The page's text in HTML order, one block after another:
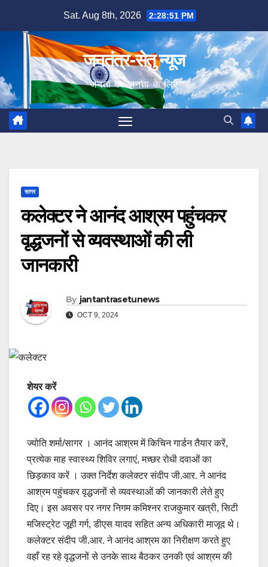
content
Sat. Aug 8th, 2026 2:28:52 PM
जनतंत्र-सेतु न्यूज
जनता का जनता के लिए
सागर
कलेक्टर ने आनंद आश्रम पहुंचकर
वृद्धजनों से व्यवस्थाओं की ली
जानकारी
By jantantrasetunews
OCT 9, 2024
शेयर करें
ज्योति शर्मा/सागर । आनंद आश्रम में किचिन गार्डन तैयार करें,
प्रत्येक माह स्वास्थ्य शिविर लगाएं, मच्छर रोधी दवाओं का
छिड़काव करें । उक्त निर्देश कलेक्टर संदीप जी.आर. ने आनंद
आश्रम पहुंचकर वृद्धजनों से व्यवस्थाओं की जानकारी लेते हुए
दिए। इस अवसर पर नगर निगम कमिश्नर राजकुमार खत्री, सिटी
मजिस्ट्रेट जूही गर्ग, डीएस यादव सहित अन्य अधिकारी माजूद थे।
कलेक्टर संदीप जी.आर. ने आनंद आश्रम का निरीक्षण करते हुए
वहाँ रह रहे वृद्धजनों से उनके साथ बैठकर उनकी एवं आश्रम की